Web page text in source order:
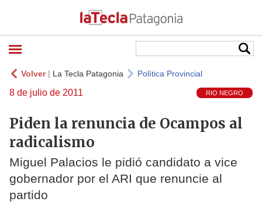
Volver| La Tecla Patagonia Política Provincial
8 de julio de 2011 RIO NEGRO
Piden la renuncia de Ocampos al
radicalismo
Miguel Palacios le pidió candidato a vice
gobernador por el ARI que renuncie al
partido